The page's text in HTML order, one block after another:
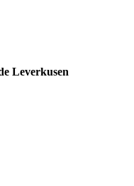
Leverkusen